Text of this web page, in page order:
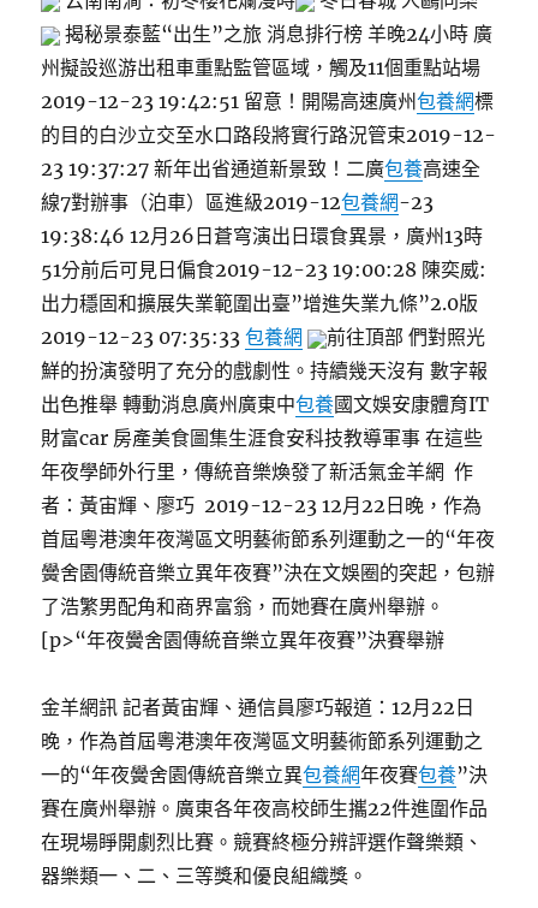
揭秘景泰藍“出生”之旅 消息排行榜 羊晚24小時 廣
州擬設巡游出租車重點監管區域，觸及11個重點站場
2019-12-23 19:42:51 留意！開陽高速廣州包養網標
的目的白沙立交至水口路段將實行路況管束2019-12-
23 19:37:27 新年出省通道新景致！二廣包養高速全
線7對辦事（泊車）區進級2019-12包養網-23
19:38:46 12月26日蒼穹演出日環食異景，廣州13時
51分前后可見日偏食2019-12-23 19:00:28 陳奕威:
出力穩固和擴展失業範圍出臺”增進失業九條”2.0版
2019-12-23 07:35:33包養網
前往頂部 們對照光
鮮的扮演發明了充分的戲劇性。持續幾天沒有 數字報
出色推舉 轉動消息廣州廣東中包養國文娛安康體育IT
財富car 房產美食圖集生涯食安科技教導軍事 在這些
年夜學師外行里，傳統音樂煥發了新活氣金羊網 作
者：黃宙輝、廖巧 2019-12-23 12月22日晚，作為
首屆粵港澳年夜灣區文明藝術節系列運動之一的“年夜
黌舍園傳統音樂立異年夜賽”決在文娛圈的突起，包辦
了浩繁男配角和商界富翁，而她賽在廣州舉辦。
[p>“年夜黌舍園傳統音樂立異年夜賽”決賽舉辦
金羊網訊 記者黃宙輝、通信員廖巧報道：12月22日
晚，作為首屆粵港澳年夜灣區文明藝術節系列運動之
一的“年夜黌舍園傳統音樂立異包養網年夜賽包養”決
賽在廣州舉辦。廣東各年夜高校師生攜22件進圍作品
在現場睜開劇烈比賽。競賽終極分辨評選作聲樂類、
器樂類一、二、三等獎和優良組織獎。